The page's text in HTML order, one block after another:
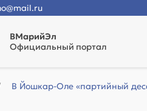
ВМарийЭл
Официальный портал
В Йошкар-Оле «партийный